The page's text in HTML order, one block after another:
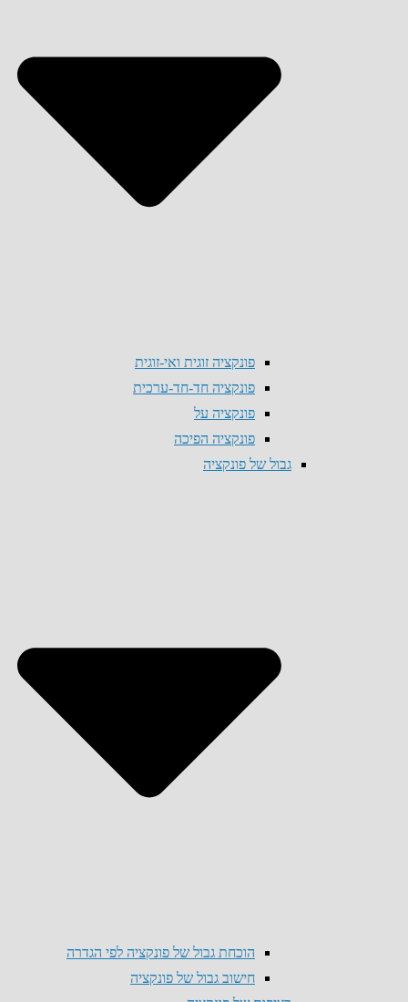
פונקציה זוגית ואי-זוגית
פונקציה חד-חד-ערכית
פונקציה על
פונקציה הפיכה
גבול של פונקציה
הוכחת גבול של פונקציה לפי הגדרה
חישוב גבול של פונקציה